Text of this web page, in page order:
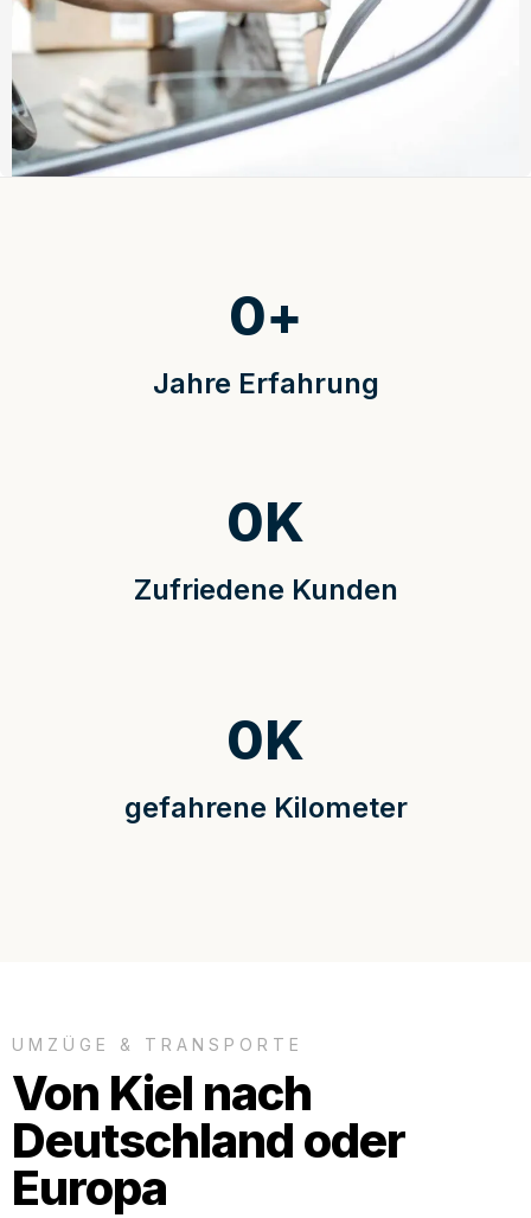
Jahre Erfahrung
0+
Zufriedene Kunden
0K
gefahrene Kilometer
0K
UMZÜGE & TRANSPORTE
Von Kiel nach
Deutschland oder
Europa